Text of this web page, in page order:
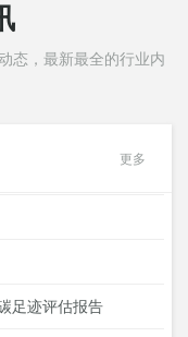
态，最新最全的行业内
更多
足迹评估报告